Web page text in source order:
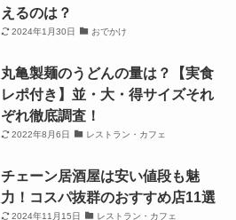
えるのは？
2024年1月30日 おでかけ
丸亀製麺のうどんの量は？【実食
レポ付き】並・大・得サイズそれ
ぞれ徹底調査！
2022年8月6日 レストラン・カフェ
チェーン居酒屋は安い値段も魅
力！コスパ抜群のおすすめ店11選
2024年11月15日 レストラン・カフェ